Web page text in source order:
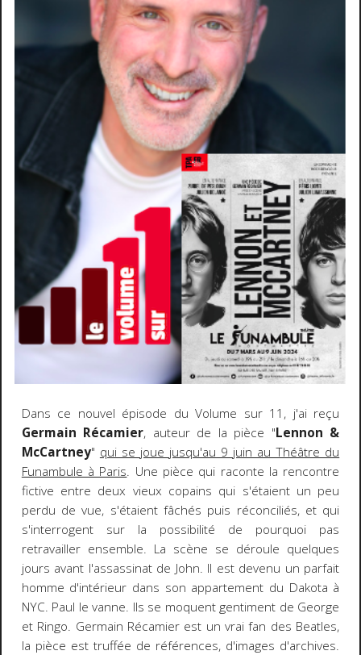
Dans ce nouvel épisode du Volume sur 11, j'ai reçu
Germain Récamier, auteur de la pièce "Lennon &
McCartney" qui se joue jusqu'au 9 juin au Théâtre du
Funambule à Paris. Une pièce qui raconte la rencontre
fictive entre deux vieux copains qui s'étaient un peu
perdu de vue, s'étaient fâchés puis réconciliés, et qui
s'interrogent sur la possibilité de pourquoi pas
retravailler ensemble. La scène se déroule quelques
jours avant l'assassinat de John. Il est devenu un parfait
homme d'intérieur dans son appartement du Dakota à
NYC. Paul le vanne. Ils se moquent gentiment de George
et Ringo. Germain Récamier est un vrai fan des Beatles,
la pièce est truffée de références, d'images d'archives.